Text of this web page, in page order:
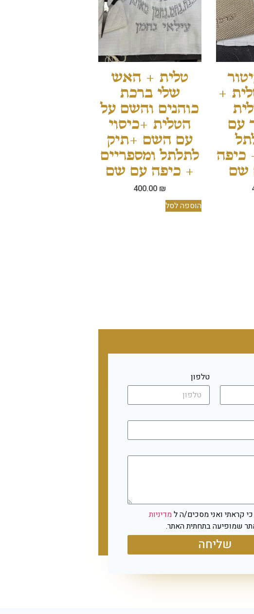
+
עם
כיפה
שם
טלית + האש
שלי ברכת
כוהנים והשם על
הטלית +כיסוי
עם השם +תיק
לתלתל ומספריים
+ כיפה עם שם
400.00 ₪
הוספה לסל
טלפון
קראתי ואני מסכים/ה למדיניות
שמופיעה בתחתית האתר.
שליחה